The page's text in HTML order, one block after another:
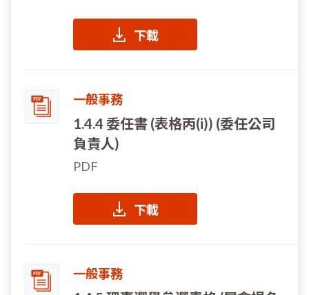
下載
一般事務
1.4.4 委任書 (表格丙(i)) (委任公司
負責人)
PDF
下載
一般事務